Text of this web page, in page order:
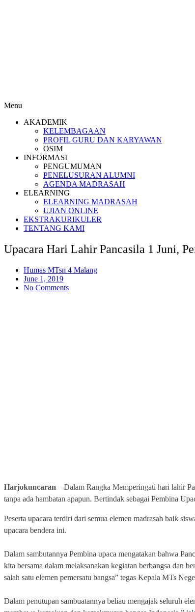
Menu
AKADEMIK
KELEMBAGAAN
PROFIL GURU DAN KARYAWAN
OSIM
INFORMASI
PENGUMUMAN
PENELUSURAN ALUMNI
AGENDA MADRASAH
ELEARNING
ELEARNING MADRASAH
UJIAN ONLINE
EKSTRAKURIKULER
TENTANG KAMI
Upacara Hari Lahir Pancasila 1 Juni,
Humas MTsn 4 Malang
June 1, 2019
No Comments
Harjokuncaran – Dalam Rangka Memperingati hari lahir
tanpa ada hambatan apapun. Bertindak sebagai Pembina
Peserta upacara terdiri dari semua elemen madrasah baik
upacara bendera ini.
Dalam sambutannya Pembina upaca mengatakan bahwa
kita bersama dalam melaksanakan kegiatan berbangsa dan
salah satu elemen pemersatu bangsa” tegas Kepala MTs
Dalam penutupan sambuatannya beliau mengajak seluruh